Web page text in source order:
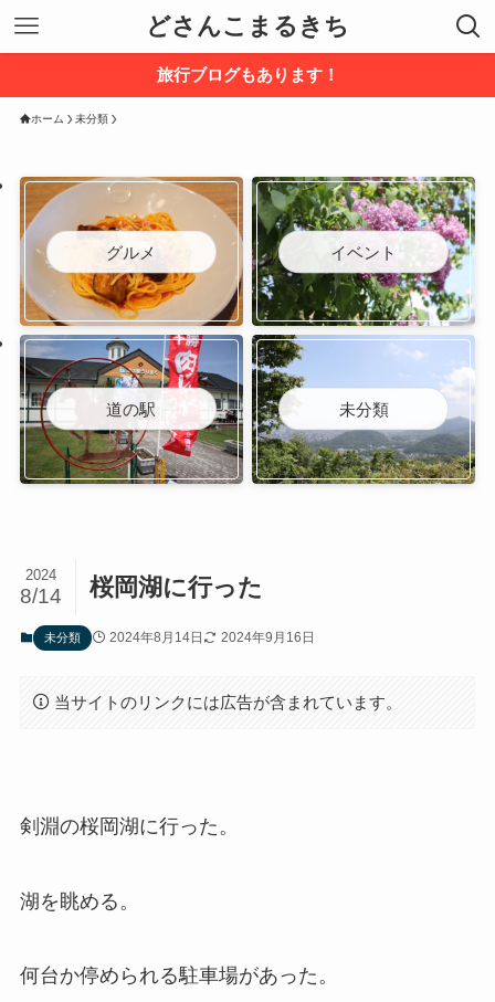
どさんこまるきち
旅行ブログもあります！
ホーム 未分類
グルメ イベント
道の駅 未分類
桜岡湖に行った
2024
8/14
未分類 2024年8月14日 2024年9月16日
当サイトのリンクには広告が含まれています。
剣淵の桜岡湖に行った。
湖を眺める。
何台か停められる駐車場があった。